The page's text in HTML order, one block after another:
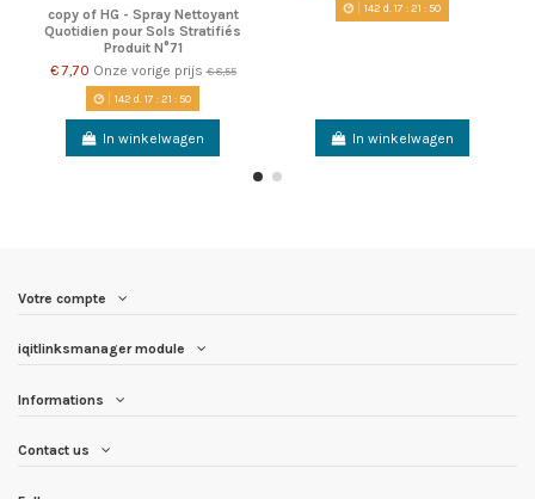
copy of HG - Spray Nettoyant
Quotidien pour Sols Stratifiés
Produit N°71
€ 7,70 Onze vorige prijs€ 8,55
142 d. 17 :21 :50
In winkelwagen
142 d.17 :21 :50
In winkelwagen
Votre compte
iqitlinksmanager module
Informations
Contact us